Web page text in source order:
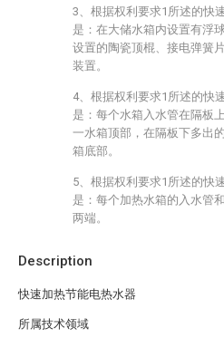
Description
快速加热节能电热水器
所属技术领域
3、根据权利要求1所述的快
是：在大储水箱内设置有浮
设置的陶瓷顶棍、接电弹簧
装置。
4、根据权利要求1所述的快
是：每个水箱入水管在隔板
一水箱顶部，在隔板下多出
箱底部。
5、根据权利要求1所述的快
是：每个加热水箱的入水管
两端。